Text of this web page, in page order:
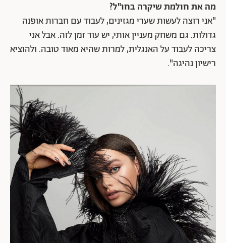
מה את חולמת שיקרה בחו"ל?
"אני רוצה לעשות שערי מגזינים, לעבוד עם חברות אופנה
גדולות. גם משחק מעניין אותי, יש עוד זמן לזה. אבל אני
צריכה לעבוד על האנגלית, למרות שהיא מאוד טובה. ולהוציא
רישיון נהיגה".